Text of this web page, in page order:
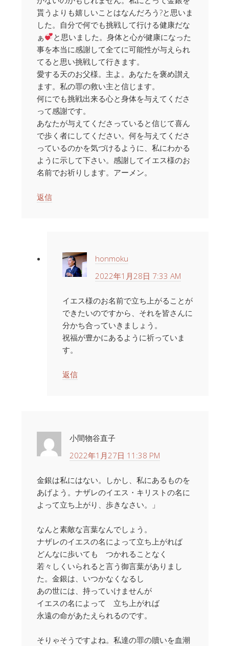
貰うよりも嬉しいことはなんだろう?と思いま
した。自分で何でも挑戦して行ける健康だな
ぁ
と思いました。身体と心が健康になった
事を本当に感謝して全てに可能性が与えられ
てると思い挑戦して行きます。
愛する天のお父様。主よ。あなたを褒め讃え
ます。私の罪の救い主と信じます。
何にでも挑戦出来る心と身体を与えてくださ
って感謝です。
あなたが与えてくださっていると信じて喜ん
で歩く者にしてください。何を与えてくださ
っているのかを気づけるように、私にわかる
ように示して下さい。感謝してイエス様のお
名前でお祈りします。アーメン。
返信
honmoku
2022年1月28日 7:33 AM
イエス様のお名前で立ち上がることが
できたいのですから、それを皆さんに
分かち合っていきましょう。
祝福が豊かにあるように祈っていま
す。
返信
小間物谷直子
2022年1月27日 11:38 PM
金銀は私にはない。しかし、私にあるものを
あげよう。ナザレのイエス・キリストの名に
よって立ち上がり、歩きなさい。」
なんと素敵な言葉なんでしょう。
ナザレのイエスの名によって立ち上がれば
どんなに歩いても つかれることなく
若々しくいられると言う御言葉がありまし
た。金銀は、いつかなくなるし
あの世には、持っていけませんが
イエスの名によって 立ち上がれば
永遠の命があたえられるのです。
そりゃそうですよね。私達の罪の贖いを血潮